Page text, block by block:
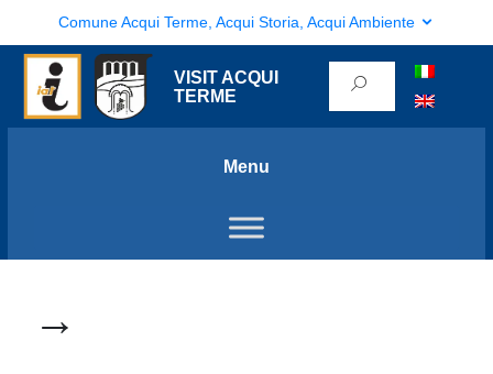
Comune Acqui Terme, Acqui Storia, Acqui Ambiente
VISIT ACQUI
TERME
Menu
→